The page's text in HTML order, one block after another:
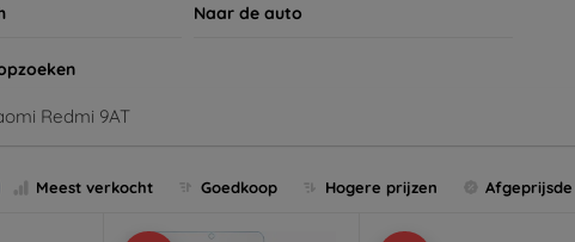
Naar de auto
Redmi 9AT
Meest verkocht Goedkoop Hogere prijzen Afgeprijsde